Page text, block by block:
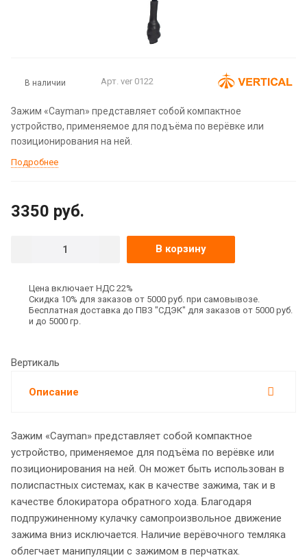
В наличии Арт. ver 0122
Зажим «Cayman» представляет собой компактное
устройство, применяемое для подъёма по верёвке или
позиционирования на ней.
Подробнее
3350 руб.
В корзину
Цена включает НДС 22%
Скидка 10% для заказов от 5000 руб. при самовывозе.
Бесплатная доставка до ПВЗ "СДЭК" для заказов от 5000 руб.
и до 5000 гр.
Вертикаль
Описание
Зажим «Cayman» представляет собой компактное
устройство, применяемое для подъёма по верёвке или
позиционирования на ней. Он может быть использован в
полиспастных системах, как в качестве зажима, так и в
качестве блокиратора обратного хода. Благодаря
подпружиненному кулачку самопроизвольное движение
зажима вниз исключается. Наличие верёвочного темляка
облегчает манипуляции с зажимом в перчатках.